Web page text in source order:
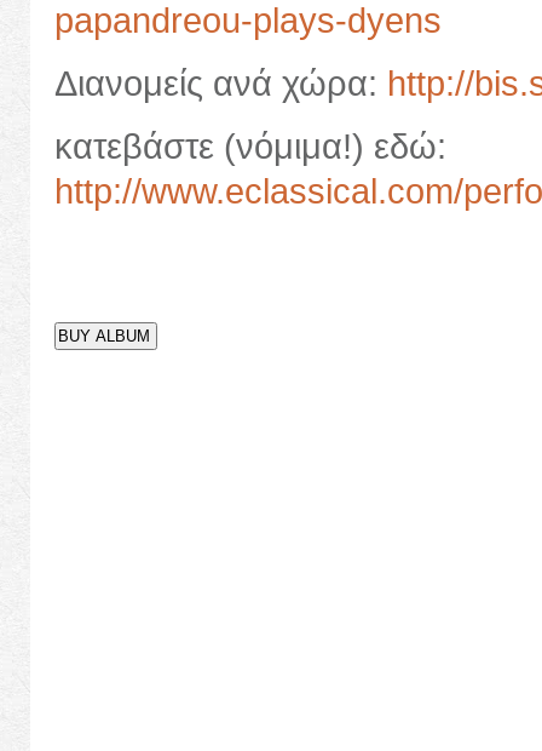
papandreou-plays-dyens
Διανομείς ανά χώρα: http://
κατεβάστε (νόμιμα!) εδώ:
http://www.eclassical.com/